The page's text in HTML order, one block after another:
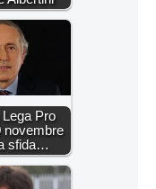
Pro
novembre
sfida…